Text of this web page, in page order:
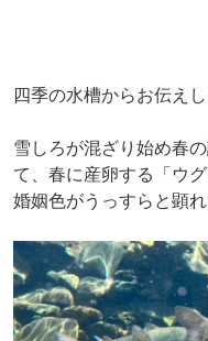
四季の水槽からお伝えし
雪しろが混ざり始め春
て、春に産卵する「ウ
婚姻色がうっすらと顕れ